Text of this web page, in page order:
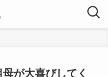
が大喜びしてく